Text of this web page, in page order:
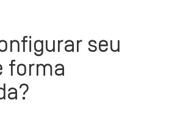
seu
forma